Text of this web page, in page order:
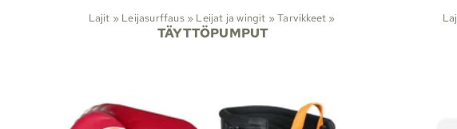
Lajit ‪» Leijasurffaus ‪» Leijat ja wingit ‪»Tarvikkeet ‪»
TÄYTTÖPUMPUT